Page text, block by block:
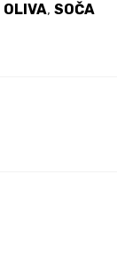
OLIVA, SOČA